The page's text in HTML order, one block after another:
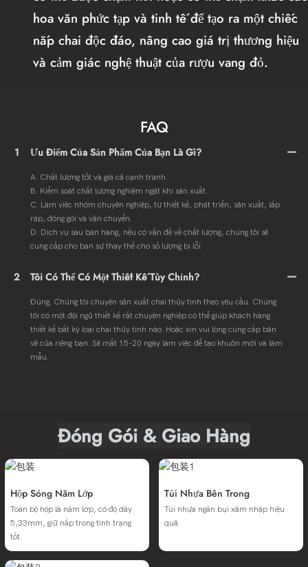
hoa văn phức tạp và tinh tế để tạo ra một chiếc
nắp chai độc đáo, nâng cao giá trị thương hiệu
và cảm giác nghệ thuật của rượu vang đỏ.
FAQ
1 Ưu Điểm Của Sản Phẩm Của Bạn Là Gì?
A. Chất lượng tốt và giá cả cạnh tranh.
B. Kiểm soát chất lượng nghiêm ngặt khi sản xuất.
C. Làm việc nhóm chuyên nghiệp, từ thiết kế, phát triển, sản xuất, lắp
ráp, đóng gói và vận chuyển.
D. Dịch vụ sau bán hàng, nếu có vấn đề về chất lượng, chúng tôi sẽ
cung cấp cho bạn sự thay thế cho số lượng bị lỗi.
2 Tôi Có Thể Có Một Thiết Kế Tùy Chỉnh?
Đúng. Chúng tôi chuyên sản xuất chai thủy tinh theo yêu cầu. Chúng
tôi có một đội ngũ thiết kế rất chuyên nghiệp có thể giúp khách hàng
thiết kế bất kỳ loại chai thủy tinh nào. Hoặc xin vui lòng cung cấp bản
vẽ của riêng bạn. Sẽ mất 15-20 ngày làm việc để tạo khuôn mới và làm
mẫu.
Đóng Gói & Giao Hàng
Hộp Sóng Năm Lớp
Toàn bộ hộp là năm lớp, có độ dày
5,33mm, giữ nắp trong tình trạng
tốt.
Túi Nhựa Bên Trong
Túi nhựa ngăn bụi xâm nhập hiệu
quả.